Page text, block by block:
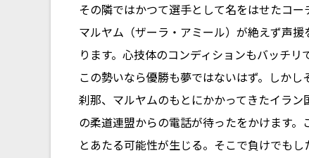
その隣ではかつて選手として名をはせたコー
マルヤム（ザーラ・アミール）が絶えず声援
ります。心技体のコンディションもバッチリで
この勢いなら優勝も夢ではないはず。しかし
刹那、マルヤムのもとにかかってきたイラン
の柔道連盟からの電話が待ったをかけます
とあたる可能性が生じる。そこで負けでも